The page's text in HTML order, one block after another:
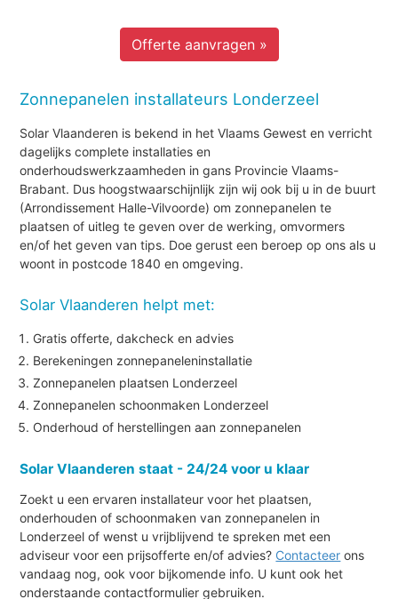
Offerte aanvragen »
Zonnepanelen installateurs Londerzeel
Solar Vlaanderen is bekend in het Vlaams Gewest en verricht
dagelijks complete installaties en
onderhoudswerkzaamheden in gans Provincie Vlaams-
Brabant. Dus hoogstwaarschijnlijk zijn wij ook bij u in de buurt
(Arrondissement Halle-Vilvoorde) om zonnepanelen te
plaatsen of uitleg te geven over de werking, omvormers
en/of het geven van tips. Doe gerust een beroep op ons als u
woont in postcode 1840 en omgeving.
Solar Vlaanderen helpt met:
Gratis offerte, dakcheck en advies
Berekeningen zonnepaneleninstallatie
Zonnepanelen plaatsen Londerzeel
Zonnepanelen schoonmaken Londerzeel
Onderhoud of herstellingen aan zonnepanelen
Solar Vlaanderen staat - 24/24 voor u klaar
Zoekt u een ervaren installateur voor het plaatsen,
onderhouden of schoonmaken van zonnepanelen in
Londerzeel of wenst u vrijblijvend te spreken met een
adviseur voor een prijsofferte en/of advies? Contacteer ons
vandaag nog, ook voor bijkomende info. U kunt ook het
onderstaande contactformulier gebruiken.